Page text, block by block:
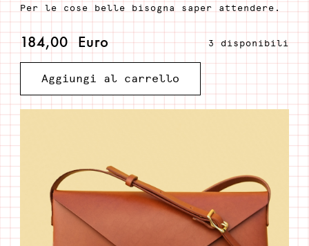
Per le cose belle bisogna saper attendere.
184,00Euro 3 disponibili
Maarit
bag
tan
quantità
Aggiungi al carrello